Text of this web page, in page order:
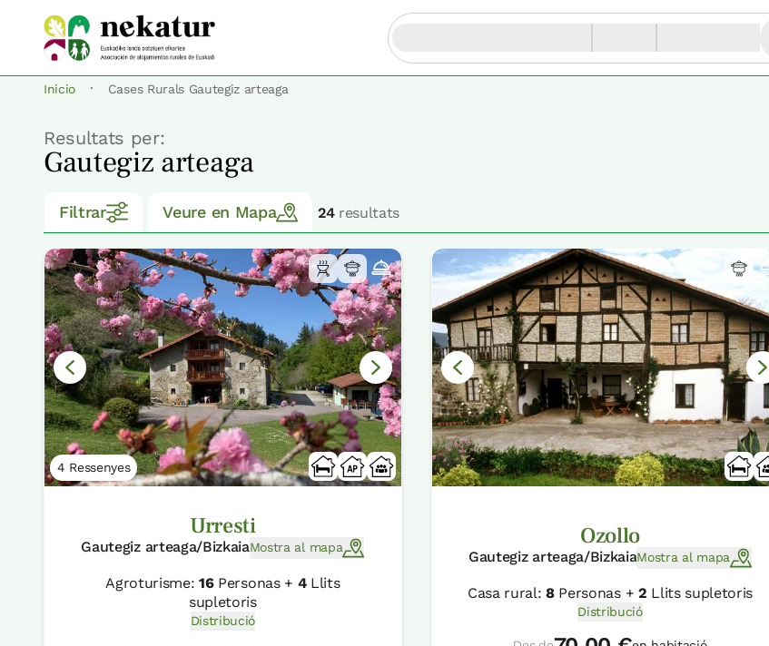
Inicio · Cases Rurals Gautegiz arteaga
Resultats per:
Gautegiz arteaga
Filtrar Veure en Mapa 24resultats
4 Ressenyes
Urresti
Gautegiz arteaga/BizkaiaMostra al mapa
Agroturisme:16Personas + 4Llits
supletoris
Distribució
Ozollo
Gautegiz arteaga/BizkaiaMostra al mapa
Casa rural:8Personas + 2 Llits supletoris
Distribució